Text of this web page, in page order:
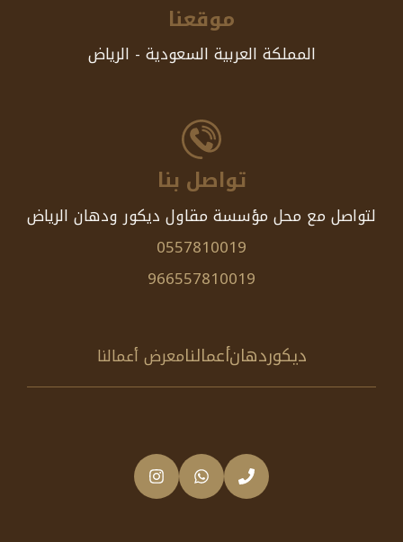
موقعنا
المملكة العربية السعودية - الرياض
تواصل بنا
لتواصل مع محل مؤسسة مقاول ديكور ودهان الرياض
0557810019
966557810019
ديكوردهانأعمالنامعرض أعمالنا